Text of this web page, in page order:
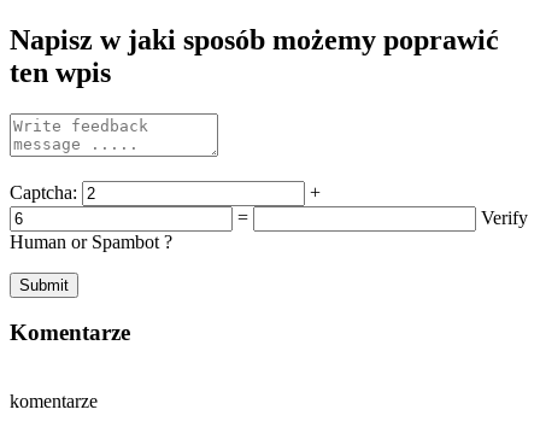
Napisz w jaki sposób możemy poprawić
ten wpis
Captcha:
+
=
Verify
Human or Spambot ?
Komentarze
komentarze